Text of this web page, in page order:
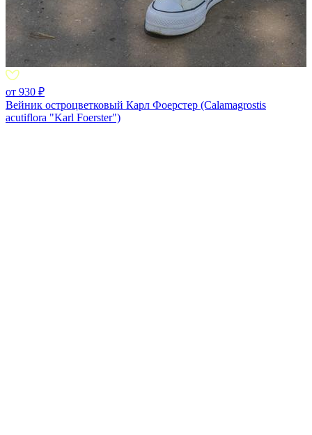
от 930 ₽
Вейник остроцветковый Карл Фоерстер (Calamagrostis
acutiflora "Karl Foerster")